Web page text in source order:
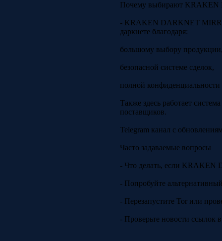
Почему выбирают
- KRAKEN DARKNET
даркнете благодаря:
большому выбору
безопасной системе сделок,
полной конфиденциальности
Также здесь работает
поставщиков.
Telegram канал с
Часто задаваемые вопросы
- Что делать, если KRAKEN
- Попробуйте
- Перезапустите Tor или
- Проверьте новости ссылок